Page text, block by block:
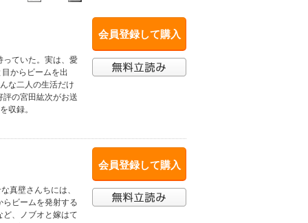
会員登録して購入
っていた。実は、愛
からビームを出
な二人の生活だけ
の宮田紘次がお送
収録。
会員登録して購入
真壁さんちには、
ビームを発射する
、ノブオと嫁はて